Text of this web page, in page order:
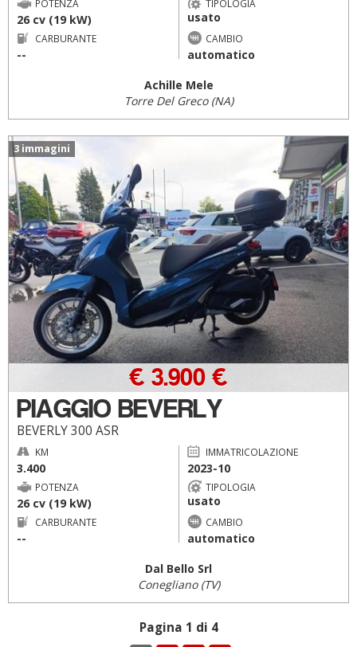
POTENZA
26 cv (19 kW)
TIPOLOGIA
usato
CARBURANTE
--
CAMBIO
automatico
Achille Mele
Torre Del Greco (NA)
3 immagini
PIAGGIO BEVERLY
BEVERLY 300 ASR
€ 3.900 €
KM
3.400
IMMATRICOLAZIONE
2023-10
POTENZA
26 cv (19 kW)
TIPOLOGIA
usato
CARBURANTE
--
CAMBIO
automatico
Dal Bello Srl
Conegliano (TV)
Pagina 1 di 4